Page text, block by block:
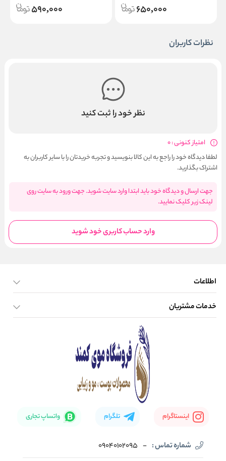
650,000
590,000
نظرات کاربران
نظر خود را ثبت کنید
امتیاز کنونی : 0
لطفا دیدگاه خود را راجع به این کالا بنویسید و تجربه خریدتان را با سایر کاربران به
اشتراک بگذارید.
جهت ارسال و دیدگاه خود باید ابتدا وارد سایت شوید. جهت ورود به سایت روی
لینک زیر کلیک نمایید.
وارد حساب کاربری خود شوید
اطلاعات
صفحه اصلی
خدمات مشتریان
اینستاگرام تلگرام واتساپ تجاری
شماره تماس : -
09040102095